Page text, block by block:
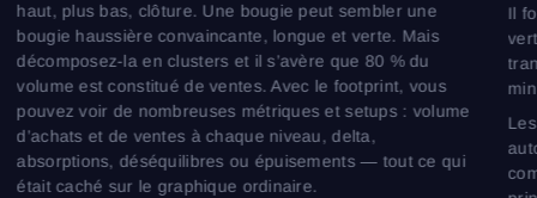
haut, plus bas, clôture. Une bougie peut sembler une
bougie haussière convaincante, longue et verte. Mais
décomposez-la en clusters et il s’avère que 80 % du
volume est constitué de ventes. Avec le footprint, vous
pouvez voir de nombreuses métriques et setups : volume
d’achats et de ventes à chaque niveau, delta,
absorptions, déséquilibres ou épuisements — tout ce qui
était caché sur le graphique ordinaire.
Il